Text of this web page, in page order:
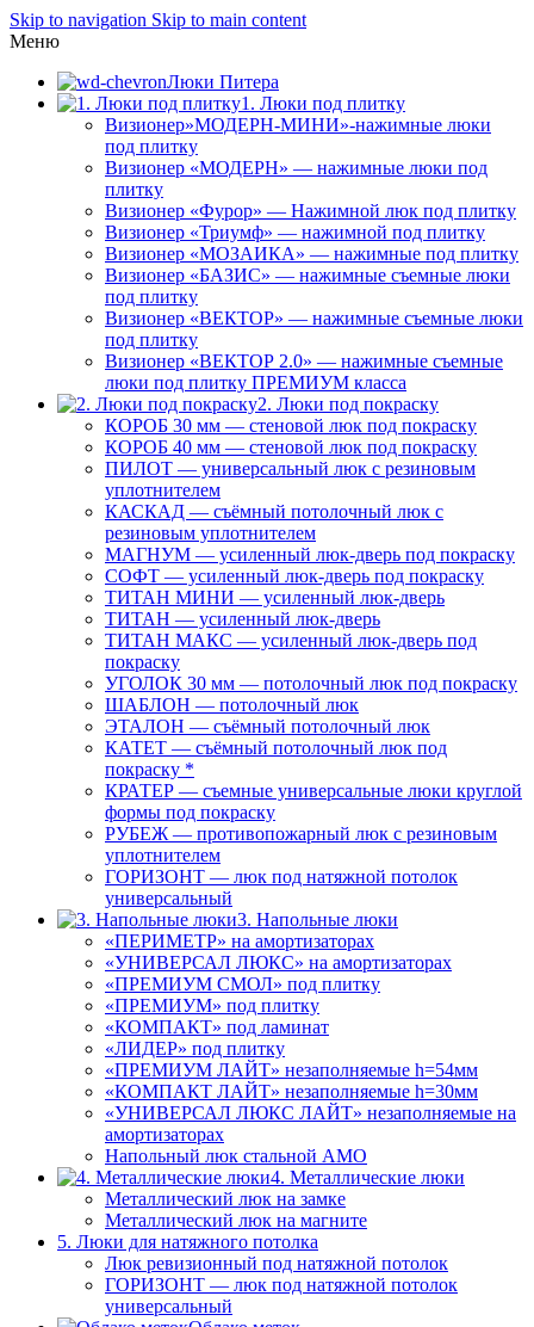
Skip to navigation Skip to main content
Меню
Люки Питера
1. Люки под плитку
Визионер»МОДЕРН-МИНИ»-нажимные люки
под плитку
Визионер «МОДЕРН» — нажимные люки под
плитку
Визионер «Фурор» — Нажимной люк под плитку
Визионер «Триумф» — нажимной под плитку
Визионер «МОЗАИКА» — нажимные под плитку
Визионер «БАЗИС» — нажимные съемные люки
под плитку
Визионер «ВЕКТОР» — нажимные съемные люки
под плитку
Визионер «ВЕКТОР 2.0» — нажимные съемные
люки под плитку ПРЕМИУМ класса
2. Люки под покраску
КОРОБ 30 мм — стеновой люк под покраску
КОРОБ 40 мм — стеновой люк под покраску
ПИЛОТ — универсальный люк с резиновым
уплотнителем
КАСКАД — съёмный потолочный люк с
резиновым уплотнителем
МАГНУМ — усиленный люк-дверь под покраску
СОФТ — усиленный люк-дверь под покраску
ТИТАН МИНИ — усиленный люк-дверь
ТИТАН — усиленный люк-дверь
ТИТАН МАКС — усиленный люк-дверь под
покраску
УГОЛОК 30 мм — потолочный люк под покраску
ШАБЛОН — потолочный люк
ЭТАЛОН — съёмный потолочный люк
КАТЕТ — съёмный потолочный люк под
покраску *
КРАТЕР — съемные универсальные люки круглой
формы под покраску
РУБЕЖ — противопожарный люк с резиновым
уплотнителем
ГОРИЗОНТ — люк под натяжной потолок
универсальный
3. Напольные люки
«ПЕРИМЕТР» на амортизаторах
«УНИВЕРСАЛ ЛЮКС» на амортизаторах
«ПРЕМИУМ СМОЛ» под плитку
«ПРЕМИУМ» под плитку
«КОМПАКТ» под ламинат
«ЛИДЕР» под плитку
«ПРЕМИУМ ЛАЙТ» незаполняемые h=54мм
«КОМПАКТ ЛАЙТ» незаполняемые h=30мм
«УНИВЕРСАЛ ЛЮКС ЛАЙТ» незаполняемые на
амортизаторах
Напольный люк стальной АМО
4. Металлические люки
Металлический люк на замке
Металлический люк на магните
5. Люки для натяжного потолка
Люк ревизионный под натяжной потолок
ГОРИЗОНТ — люк под натяжной потолок
универсальный